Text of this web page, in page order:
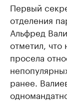
Первый
отделения
Альфред
отметил, что
просела
ранее.